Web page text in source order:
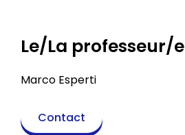
Le/La professeur/e
Marco Esperti
Contact